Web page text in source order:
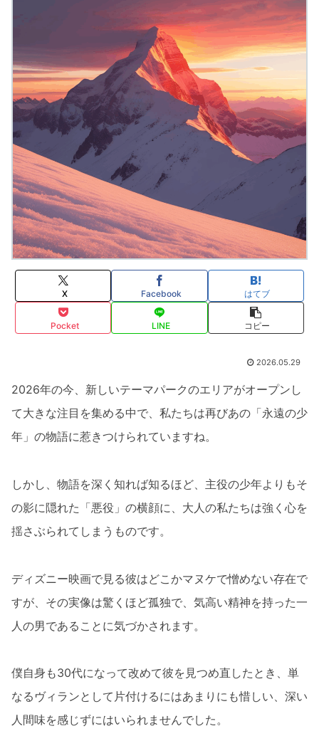
X Facebook はてブ
Pocket LINE コピー
2026.05.29
2026年の今、新しいテーマパークのエリアがオープンし
て大きな注目を集める中で、私たちは再びあの「永遠の少
年」の物語に惹きつけられていますね。
しかし、物語を深く知れば知るほど、主役の少年よりもそ
の影に隠れた「悪役」の横顔に、大人の私たちは強く心を
揺さぶられてしまうものです。
ディズニー映画で見る彼はどこかマヌケで憎めない存在で
すが、その実像は驚くほど孤独で、気高い精神を持った一
人の男であることに気づかされます。
僕自身も30代になって改めて彼を見つめ直したとき、単
なるヴィランとして片付けるにはあまりにも惜しい、深い
人間味を感じずにはいられませんでした。